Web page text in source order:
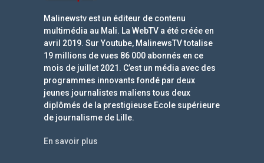
Malinewstv est un éditeur de contenu
multimédia au Mali. La WebTV a été créée en
avril 2019. Sur Youtube, MalinewsTV totalise
19 millions de vues 86 000 abonnés en ce
mois de juillet 2021. C’est un média avec des
programmes innovants fondé par deux
jeunes journalistes maliens tous deux
diplômés de la prestigieuse Ecole supérieure
de journalisme de Lille.
En savoir plus